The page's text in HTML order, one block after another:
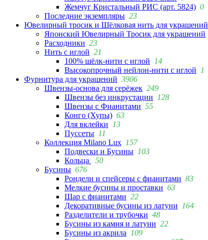
Жемчуг Кристальный РИС (арт. 5824) 0
Последние экземпляры 23
Ювелирный тросик и Шёлковая нить для украшений
Японский Ювелирный Тросик для украшений
Расходники 23
Нить с иглой 21
100% шёлк-нити с иглой
14
Высокопрочный нейлон-нити с иглой
1
Фурнитура для украшений 3906
Швензы-основа для серёжек 249
Швензы без инкрустации
128
Швензы с Фианитами 55
Конго (Хупы) 63
Для вклейки
13
Пуссеты 11
Коллекция Milano Lux 157
Подвески и Бусины 103
Кольца
50
Бусины 676
Рондели и спейсеры с фианитами 83
Мелкие бусины и проставки 63
Шар с фианитами 22
Декоративные бусины из латуни
164
Разделители и трубочки 48
Бусины из камня и латуни 22
Бусины из акрила
109